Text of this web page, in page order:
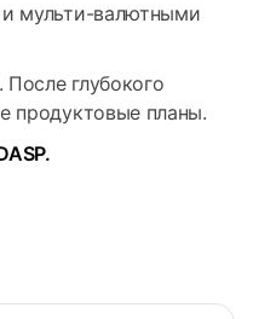
мульти-валютными
глубокого
продуктовые планы.